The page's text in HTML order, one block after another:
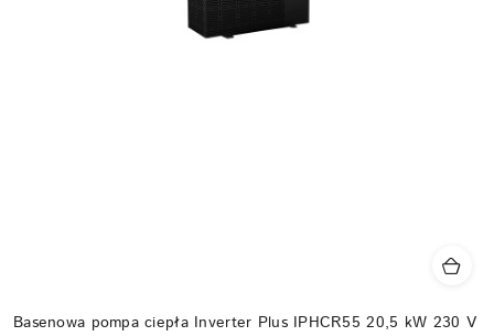
Basenowa pompa ciepła Inverter Plus IPHCR55 20,5 kW 230 V